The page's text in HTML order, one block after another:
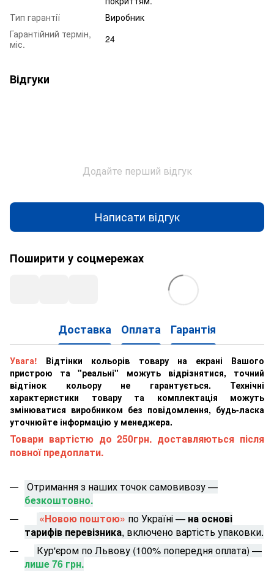
Тип гарантії
Виробник
Гарантійний термін,
міс.
24
Відгуки
Додайте перший відгук
Написати відгук
Поширити у соцмережах
Доставка Оплата Гарантія
Увага! Відтінки кольорів товару на екрані Вашого
пристрою та "реальні" можуть відрізнятися, точний
відтінок кольору не гарантується. Технічні
характеристики товару та комплектація можуть
змінюватися виробником без повідомлення, будь-ласка
уточнюйте інформацію у менеджера.
Товари вартістю до 250грн. доставляються після
повної предоплати.
Отримання з наших точок самовивозу —
безкоштовно.
«Новою поштою» по Україні — на основі
тарифів перевізника, включено вартість упаковки.
Кур'єром по Львову (100% попередня оплата) —
лише 76 грн.